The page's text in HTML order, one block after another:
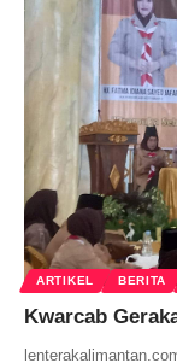
ARTIKEL BERITA
Kwarcab